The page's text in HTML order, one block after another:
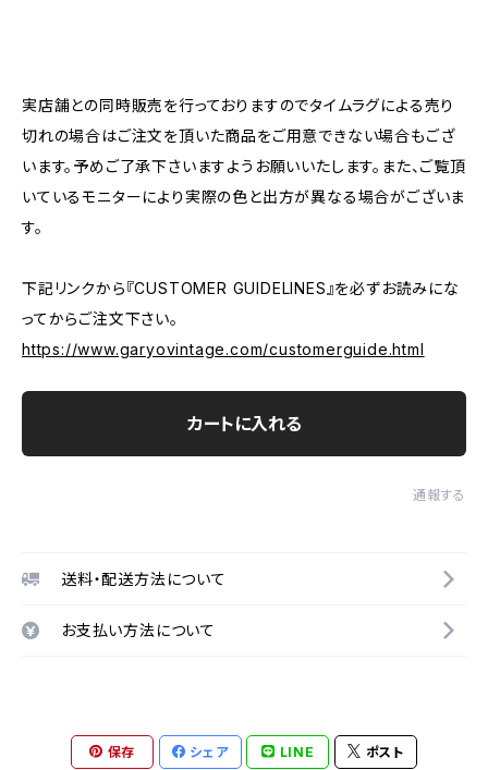
実店舗との同時販売を行っておりますのでタイムラグによる売り
切れの場合はご注文を頂いた商品をご用意できない場合もござ
います。予めご了承下さいますようお願いいたします。また、ご覧頂
いているモニターにより実際の色と出方が異なる場合がございま
す。
下記リンクから『CUSTOMER GUIDELINES』を必ずお読みにな
ってからご注文下さい。
https://www.garyovintage.com/customerguide.html
カートに入れる
通報する
送料・配送方法について
お支払い方法について
保存 シェア LINE ポスト